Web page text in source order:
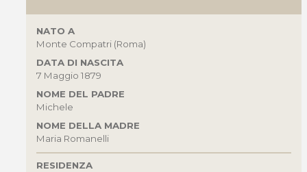
NATO A
Monte Compatri (Roma)
DATA DI NASCITA
7 Maggio 1879
NOME DEL PADRE
Michele
NOME DELLA MADRE
Maria Romanelli
RESIDENZA